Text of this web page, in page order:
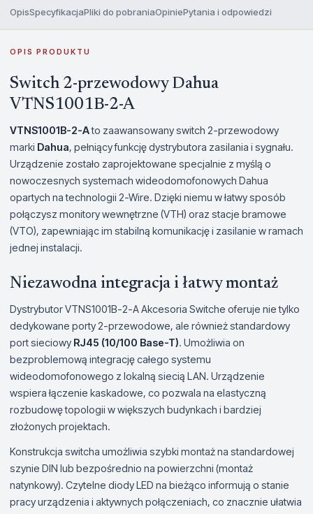
OpisSpecyfikacjaPliki do pobraniaOpiniePytania i odpowiedzi
OPIS PRODUKTU
Switch 2-przewodowy Dahua
VTNS1001B-2-A
VTNS1001B-2-Ato zaawansowany switch 2-przewodowy
marki Dahua, pełniący funkcję dystrybutora zasilania i sygnału.
Urządzenie zostało zaprojektowane specjalnie z myślą o
nowoczesnych systemach wideodomofonowych Dahua
opartych na technologii 2-Wire. Dzięki niemu w łatwy sposób
połączysz monitory wewnętrzne (VTH) oraz stacje bramowe
(VTO), zapewniając im stabilną komunikację i zasilanie w ramach
jednej instalacji.
Niezawodna integracja i łatwy montaż
Dystrybutor VTNS1001B-2-A Akcesoria Switche oferuje nie tylko
dedykowane porty 2-przewodowe, ale również standardowy
port sieciowy RJ45 (10/100 Base-T). Umożliwia on
bezproblemową integrację całego systemu
wideodomofonowego z lokalną siecią LAN. Urządzenie
wspiera łączenie kaskadowe, co pozwala na elastyczną
rozbudowę topologii w większych budynkach i bardziej
złożonych projektach.
Konstrukcja switcha umożliwia szybki montaż na standardowej
szynie DIN lub bezpośrednio na powierzchni (montaż
natynkowy). Czytelne diody LED na bieżąco informują o stanie
pracy urządzenia i aktywnych połączeniach, co znacznie ułatwia